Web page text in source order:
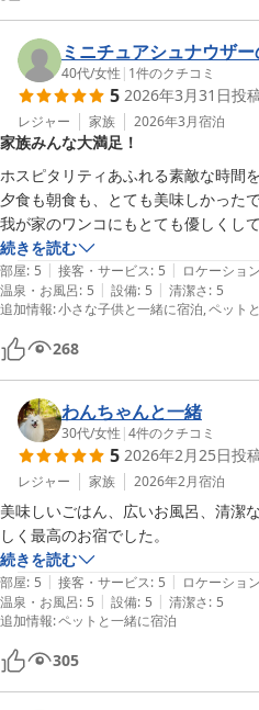
🍽️&朝食🍞も満足です。
とにかく、少人数の宿泊施設なので
た。
ミニチュアシュナウザ
40代/女性 | 1件のクチコミ
5 2026年3月31日投
レジャー 家族 2026年3月宿泊
家族みんな大満足！
ホスピタリティあふれる素敵な時間
夕食も朝食も、とても美味しかった
我が家のワンコにもとても優しくし
なりました。
ぜひまた利用させて頂きたいです。
本当にオススメです！！(^^)
続きを読む
部屋: 5 | 接客・サービス: 5 | ロケーション
温泉・お風呂: 5 | 設備: 5 | 清潔さ: 5
追加情報:小さな子供と一緒に宿泊 ペット
268
わんちゃんと一緒
30代/女性 |4件のクチコミ
5 2026年2月25日投
レジャー 家族 2026年2月宿泊
美味しいごはん、広いお風呂、清潔
しく最高のお宿でした。
続きを読む
部屋: 5 | 接客・サービス: 5 | ロケーション
温泉・お風呂: 5 | 設備: 5 | 清潔さ: 5
追加情報:ペットと一緒に宿泊
305